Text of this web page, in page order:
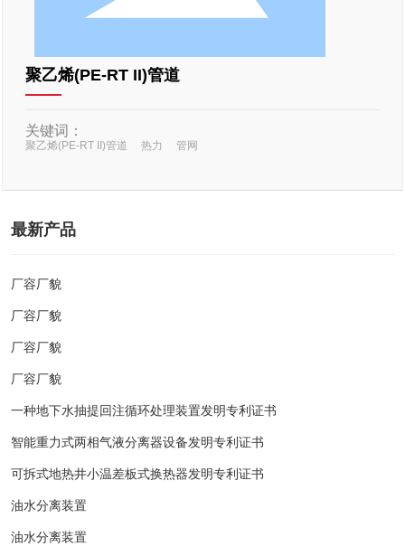
聚乙烯(PE-RT II)管道
关键词：
聚乙烯(PE-RT II)管道 热力 管网
最新产品
厂容厂貌
厂容厂貌
厂容厂貌
厂容厂貌
一种地下水抽提回注循环处理装置发明专利证书
智能重力式两相气液分离器设备发明专利证书
可拆式地热井小温差板式换热器发明专利证书
油水分离装置
油水分离装置